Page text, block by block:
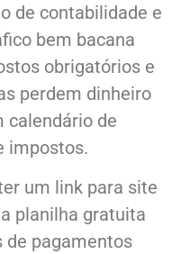
de contabilidade e
bem bacana
obrigatórios e
perdem dinheiro
calendário de
impostos.
um link para site
planilha gratuita
de pagamentos